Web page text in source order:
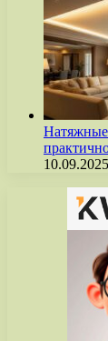
Натяжные
10.09.2025